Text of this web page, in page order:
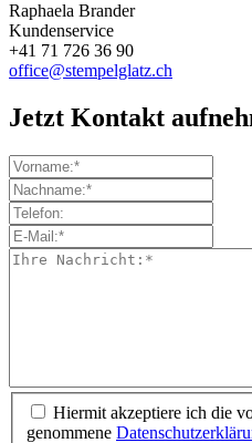
Raphaela Brander
Kundenservice
+41 71 726 36 90
office@stempelglatz.ch
Jetzt Kontakt
Hiermit akzeptiere ich die
genommene